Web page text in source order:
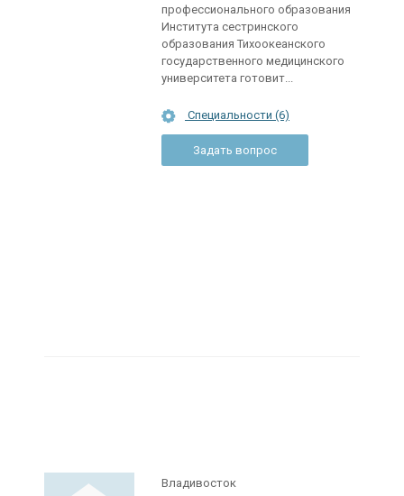
профессионального образования
Института сестринского
образования Тихоокеанского
государственного медицинского
университета готовит...
Специальности (6)
Задать вопрос
Владивосток